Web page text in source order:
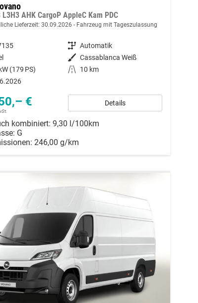
L3H3 AHK CargoP AppleC Kam PDC
Lieferzeit: 30.09.2026 Fahrzeug mit Tageszulassung
Getriebe Automatik
Außenfarbe Cassablanca Weiß
(179 PS) Kilometerstand
10 km
€ Details
kombiniert: 9,30 l/100km
G
246,00 g/km